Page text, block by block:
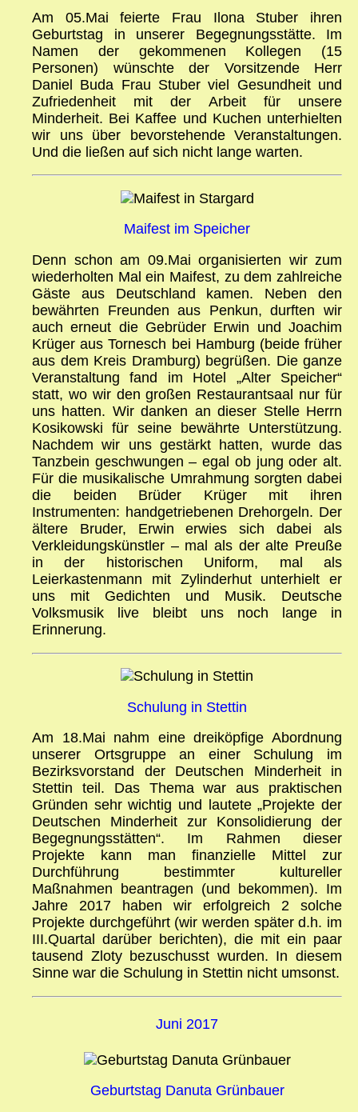
Am 05.Mai feierte Frau Ilona Stuber ihren
Geburtstag in unserer Begegnungsstätte. Im
Namen der gekommenen Kollegen (15
Personen) wünschte der Vorsitzende Herr
Daniel Buda Frau Stuber viel Gesundheit und
Zufriedenheit mit der Arbeit für unsere
Minderheit. Bei Kaffee und Kuchen unterhielten
wir uns über bevorstehende Veranstaltungen.
Und die ließen auf sich nicht lange warten.
Maifest im Speicher
Denn schon am 09.Mai organisierten wir zum
wiederholten Mal ein Maifest, zu dem zahlreiche
Gäste aus Deutschland kamen. Neben den
bewährten Freunden aus Penkun, durften wir
auch erneut die Gebrüder Erwin und Joachim
Krüger aus Tornesch bei Hamburg (beide früher
aus dem Kreis Dramburg) begrüßen. Die ganze
Veranstaltung fand im Hotel „Alter Speicher“
statt, wo wir den großen Restaurantsaal nur für
uns hatten. Wir danken an dieser Stelle Herrn
Kosikowski für seine bewährte Unterstützung.
Nachdem wir uns gestärkt hatten, wurde das
Tanzbein geschwungen – egal ob jung oder alt.
Für die musikalische Umrahmung sorgten dabei
die beiden Brüder Krüger mit ihren
Instrumenten: handgetriebenen Drehorgeln. Der
ältere Bruder, Erwin erwies sich dabei als
Verkleidungskünstler – mal als der alte Preuße
in der historischen Uniform, mal als
Leierkastenmann mit Zylinderhut unterhielt er
uns mit Gedichten und Musik. Deutsche
Volksmusik live bleibt uns noch lange in
Erinnerung.
Schulung in Stettin
Am 18.Mai nahm eine dreiköpfige Abordnung
unserer Ortsgruppe an einer Schulung im
Bezirksvorstand der Deutschen Minderheit in
Stettin teil. Das Thema war aus praktischen
Gründen sehr wichtig und lautete „Projekte der
Deutschen Minderheit zur Konsolidierung der
Begegnungsstätten“. Im Rahmen dieser
Projekte kann man finanzielle Mittel zur
Durchführung bestimmter kultureller
Maßnahmen beantragen (und bekommen). Im
Jahre 2017 haben wir erfolgreich 2 solche
Projekte durchgeführt (wir werden später d.h. im
III.Quartal darüber berichten), die mit ein paar
tausend Zloty bezuschusst wurden. In diesem
Sinne war die Schulung in Stettin nicht umsonst.
Juni 2017
Geburtstag Danuta Grünbauer